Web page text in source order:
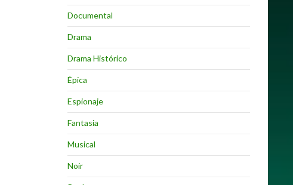
Documental
Drama
Drama Histórico
Épica
Espionaje
Fantasia
Musical
Noir